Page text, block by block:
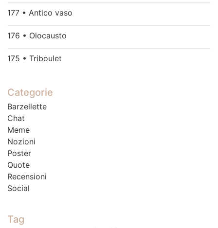
177 • Antico vaso
176 • Olocausto
175 • Triboulet
Categorie
Barzellette
Chat
Meme
Nozioni
Poster
Quote
Recensioni
Social
Tag